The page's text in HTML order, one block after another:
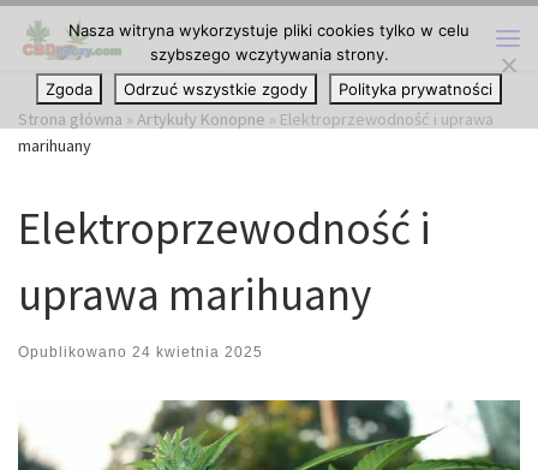
Przejdź do treści
Strona główna » Artykuły Konopne » Elektroprzewodność i uprawa
marihuany
Elektroprzewodność i
uprawa marihuany
Opublikowano 24 kwietnia 2025
Nasza witryna wykorzystuje pliki cookies tylko w celu
szybszego wczytywania strony.
Zgoda
Odrzuć wszystkie zgody Polityka prywatności